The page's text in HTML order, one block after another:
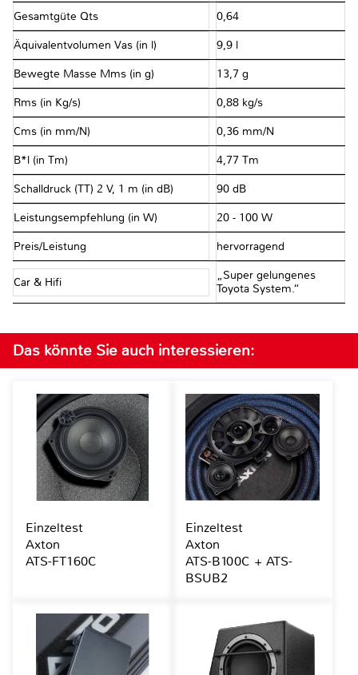
Gesamtgüte Qts 0,64
Äquivalentvolumen Vas (in l) 9,9 l
Bewegte Masse Mms (in g) 13,7 g
Rms (in Kg/s) 0,88 kg/s
Cms (in mm/N) 0,36 mm/N
B*l (in Tm) 4,77 Tm
Schalldruck (TT) 2 V, 1 m (in dB) 90 dB
Leistungsempfehlung (in W) 20 - 100 W
Preis/Leistung hervorragend
Car & Hifi
„Super gelungenes
Toyota System.“
Das könnte Sie auch interessieren:
Einzeltest
Axton
ATS-FT160C
Einzeltest
Axton
ATS-B100C + ATS-
BSUB2